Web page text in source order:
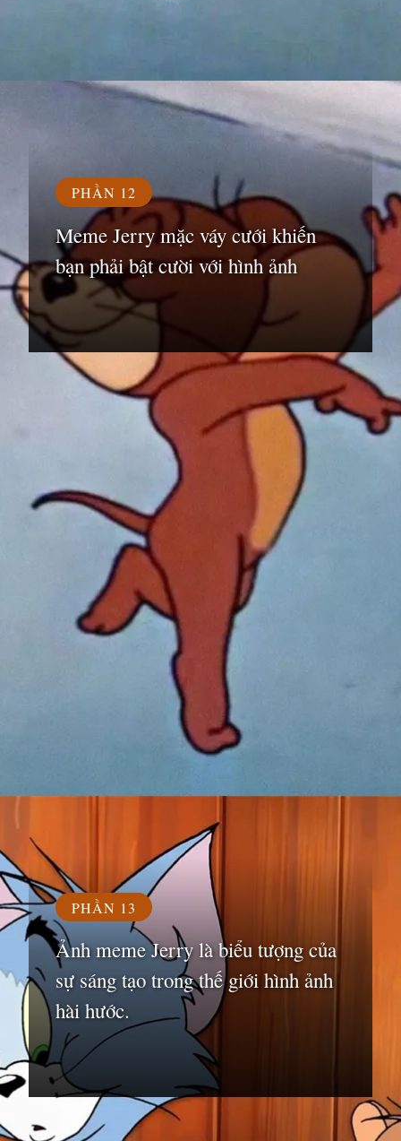
https://susach.edu.vn/jerry-meme
PHẦN 12
Meme Jerry mặc váy cưới khiến
bạn phải bật cười với hình ảnh
https://susach.edu.vn/jerry-meme
PHẦN 13
Ảnh meme Jerry là biểu tượng của
sự sáng tạo trong thế giới hình ảnh
hài hước.